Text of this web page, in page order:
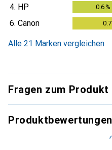
4. HP 0.6 %
6. Canon 0.7
Alle 21 Marken vergleichen
Fragen zum Produkt
Produktbewertungen